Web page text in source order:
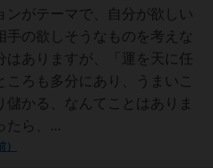
ンがテーマで、自分が欲しい
手の欲しそうなものを考えな
はありますが、「運を天に任
ころも多分にあり、うまいこ
儲かる、なんてことはありま
たら、...